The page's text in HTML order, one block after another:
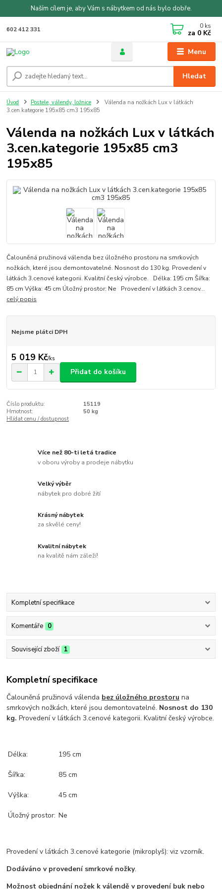
Naším cílem je, aby Vám s nábytkem od nás bylo dobře.
Menu
Hledat
602 412 331 0 ks
za 0 Kč
Úvod Postele, válendy, ložnice
Válenda na nožkách Lux v látkách
3.cen.kategorie 195x85 cm3 195x85
Válenda na nožkách Lux v látkách
3.cen.kategorie 195x85 cm3
195x85
Čalouněná pružinová válenda bez úložného prostoru na smrkových
nožkách, které jsou demontovatelné. Nosnost do 130 kg. Provedení v
látkách 3.cenové kategorii. Kvalitní český výrobce. Délka: 195 cm Šířka:
85 cm Výška: 45 cm Úložný prostor: Ne Provedení v látkách 3.cenov...
celý popis
Nejsme plátci DPH
5 019 Kč/ks
Přidat do košíku
Číslo produktu:
15119
Hmotnost:
50 kg
Hlídat cenu / dostupnost
Více než 80-ti letá tradice
v oboru výroby a prodeje nábytku
Velký výběr
nábytek pro dobré žití
Krásný nábytek
za skvělé ceny!
Kvalitní nábytek
na kvalitě nám záleží!
Kompletní specifikace
Komentáře 0
Související zboží 1
Kompletní specifikace
Čalouněná pružinová válenda bez úložného prostoru na
smrkových nožkách, které jsou demontovatelné. Nosnost do 130
kg. Provedení v látkách 3.cenové kategorii. Kvalitní český výrobce.
Délka: 195 cm
Šířka: 85 cm
Výška: 45 cm
Úložný prostor: Ne
Provedení v látkách 3.cenové kategorie (mikroplyš): viz vzorník.
Dodáváno v provedení smrkové nožky.
Možnost objednání nožek k válendě v provedení buk nebo